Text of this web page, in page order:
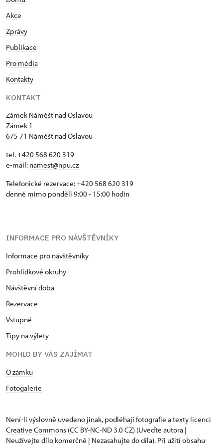
Akce
Zprávy
Publikace
Pro média
Kontakty
KONTAKT
Zámek Náměšť nad Oslavou
Zámek 1
675 71 Náměšť nad Oslavou
tel. +420 568 620 319
e-mail: namest@npu.cz
Telefonické rezervace: +420 568 620 319
denně mimo pondělí 9:00 - 15:00 hodin
INFORMACE PRO NÁVŠTĚVNÍKY
Informace pro návštěvníky
Prohlídkové okruhy
Návštěvní doba
Rezervace
Vstupné
Tipy na výlety
MOHLO BY VÁS ZAJÍMAT
O zámku
Fotogalerie
Není-li výslovně uvedeno jinak, podléhají fotografie a texty licenci
Creative Commons (CC BY-NC-ND 3.0 CZ) (Uveďte autora |
Neužívejte dílo komerčně | Nezasahujte do díla). Při užití obsahu